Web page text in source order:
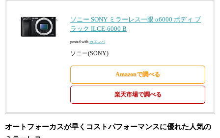
ソニー SONY ミラーレス一眼 α6000 ボディ ブ
ラック ILCE-6000 B
posted with カエレバ
ソニー(SONY)
Amazonで調べる
楽天市場で調べる
オートフォーカスが早くコストパフォーマンスに優れた人気の